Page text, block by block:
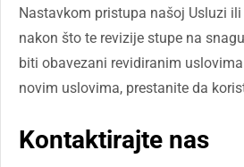
Nastavkom pristupa našoj Usluzi
nakon što te revizije stupe na
biti obavezani revidiranim
novim uslovima, prestanite da
Kontaktirajte nas